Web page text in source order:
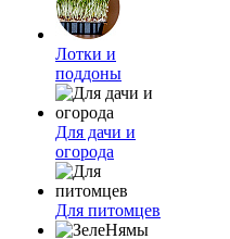
Лотки и
поддоны
Для дачи и
огорода
Для питомцев